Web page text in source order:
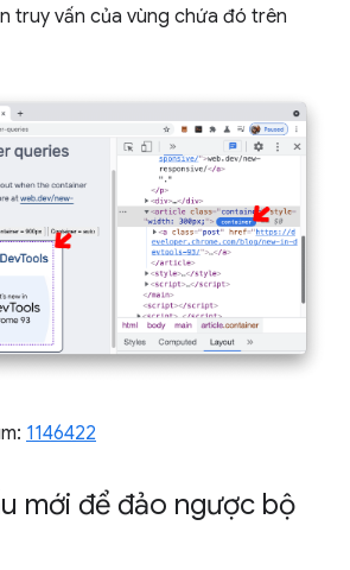
truy vấn của vùng chứa đó trên
1146422
mới để đảo ngược bộ